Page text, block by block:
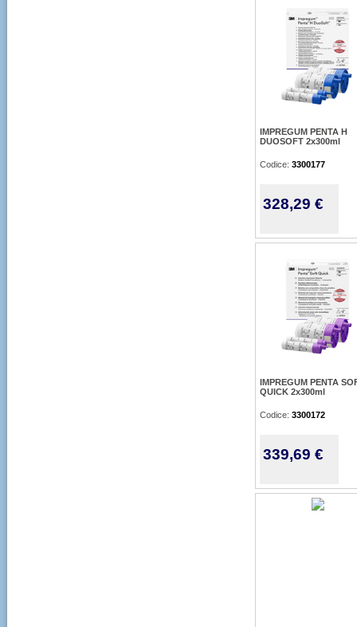
IMPREGUM PENTA H
DUOSOFT 2x300ml
Codice: 3300177
328,29 €
IMPREGUM PENTA
QUICK 2x300ml
Codice: 3300172
339,69 €